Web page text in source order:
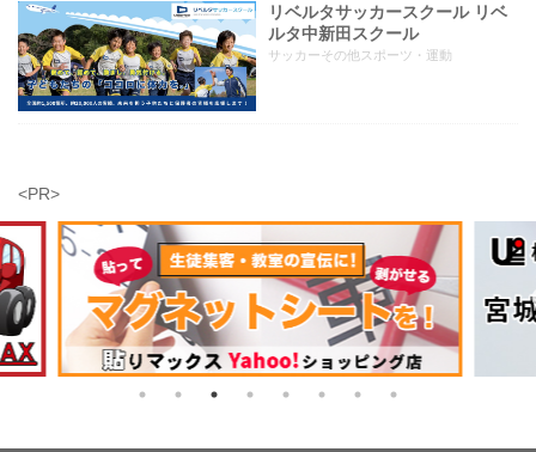
リベルタサッカースクール リベ
ルタ中新田スクール
サッカーその他スポーツ・運動
<PR>